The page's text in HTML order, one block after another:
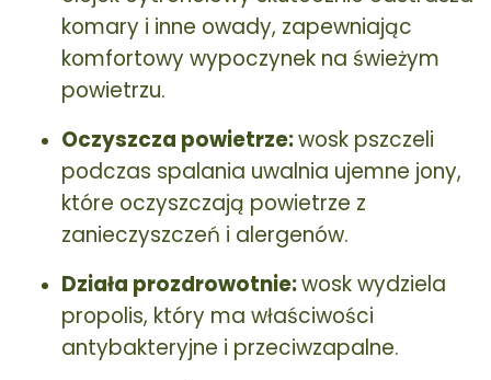
komary i inne owady, zapewniając
komfortowy wypoczynek na świeżym
powietrzu.
Oczyszcza powietrze:wosk pszczeli
podczas spalania uwalnia ujemne jony,
które oczyszczają powietrze z
zanieczyszczeń i alergenów.
Działa prozdrowotnie:wosk wydziela
propolis, który ma właściwości
antybakteryjne i przeciwzapalne.